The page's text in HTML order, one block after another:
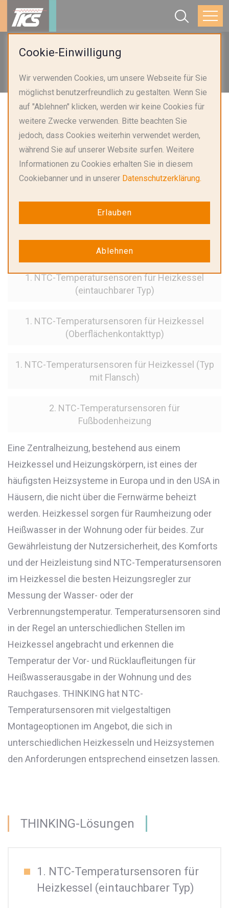
Intelligente Haushaltsgeräte und Beleuchtung
Heizkessel und Heizsysteme
Lösungen für Heizkessel und
Heizsysteme
1. NTC-Temperatursensoren für Heizkessel
(eintauchbarer Typ)
1. NTC-Temperatursensoren für Heizkessel
(Oberflächenkontakttyp)
1. NTC-Temperatursensoren für Heizkessel (Typ
mit Flansch)
2. NTC-Temperatursensoren für
Fußbodenheizung
Eine Zentralheizung, bestehend aus einem
Heizkessel und Heizungskörpern, ist eines der
häufigsten Heizsysteme in Europa und in den USA in
Häusern, die nicht über die Fernwärme beheizt
werden. Heizkessel sorgen für Raumheizung oder
Heißwasser in der Wohnung oder für beides. Zur
Gewährleistung der Nutzersicherheit, des Komforts
und der Heizleistung sind NTC-Temperatursensoren
im Heizkessel die besten Heizungsregler zur
Messung der Wasser- oder der
Verbrennungstemperatur. Temperatursensoren sind
in der Regel an unterschiedlichen Stellen im
Heizkessel angebracht und erkennen die
Temperatur der Vor- und Rücklaufleitungen für
Heißwasserausgabe in der Wohnung und des
Rauchgases. THINKING hat NTC-
Temperatursensoren mit vielgestaltigen
Montageoptionen im Angebot, die sich in
unterschiedlichen Heizkesseln und Heizsystemen
den Anforderungen entsprechend einsetzen lassen.
THINKING-Lösungen
1. NTC-Temperatursensoren für
Heizkessel (eintauchbarer Typ)
Cookie-Einwilligung
Wir verwenden Cookies, um unsere Webseite für Sie
möglichst benutzerfreundlich zu gestalten. Wenn Sie
auf "Ablehnen" klicken, werden wir keine Cookies für
weitere Zwecke verwenden. Bitte beachten Sie
jedoch, dass Cookies weiterhin verwendet werden,
während Sie auf unserer Website surfen. Weitere
Informationen zu Cookies erhalten Sie in diesem
Cookiebanner und in unserer Datenschutzerklärung.
Erlauben
Ablehnen